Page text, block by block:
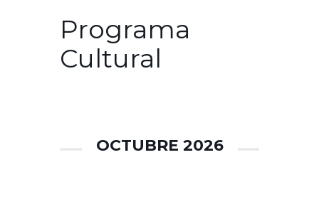
Programa
Cultural
OCTUBRE 2026